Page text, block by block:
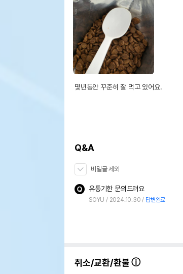
몇년동안 꾸준히 잘 먹고 있어요.
Q&A
비밀글 제외
유통기한 문의드려요
SOYU 2024.10.30 답변완료
취소/교환/환불